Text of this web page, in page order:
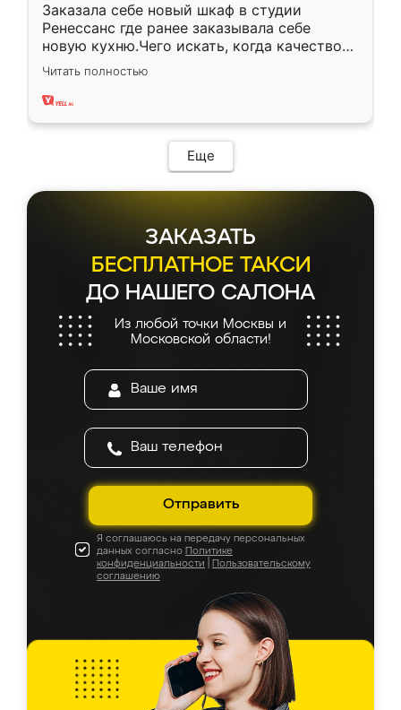
Заказала себе новый шкаф в студии
Ренессанс где ранее заказывала себе
новую кухню.Чего искать, когда качеством
вполне довольна. Служит кухня уже почти
два года, нареканий нет.
Читать полностью
Еще
ЗАКАЗАТЬ
БЕСПЛАТНОЕ ТАКСИ
ДО НАШЕГО САЛОНА
Из любой точки Москвы и
Московской области!
Отправить
Я соглашаюсь на передачу персональных
данных согласно Политике
конфиденциальности
Пользовательскому
соглашению